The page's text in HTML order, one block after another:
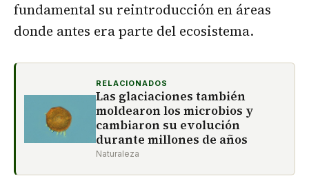
fundamental su reintroducción en áreas
donde antes era parte del ecosistema.
RELACIONADOS
Las glaciaciones también
moldearon los microbios y
cambiaron su evolución
durante millones de años
Naturaleza